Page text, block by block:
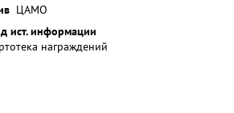
ЦАМО
ист. информации
награждений